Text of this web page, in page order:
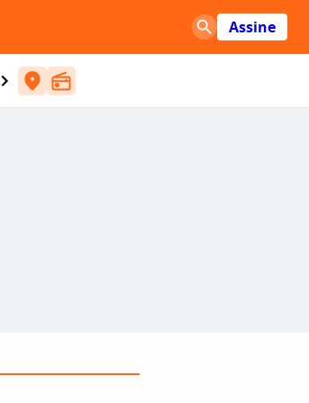
Assine
Entretenimento